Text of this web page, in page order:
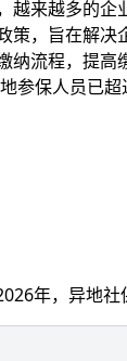
越来越多的
策，旨在解
流程，提高
参保人员已
年，异地社